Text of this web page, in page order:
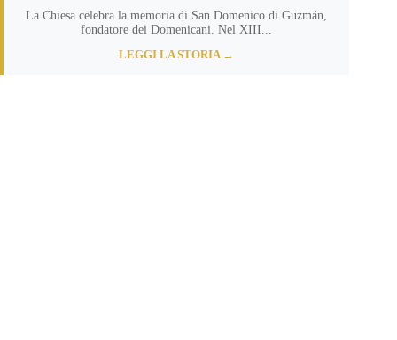
La Chiesa celebra la memoria di San Domenico di Guzmán,
fondatore dei Domenicani. Nel XIII...
LEGGI LA STORIA →